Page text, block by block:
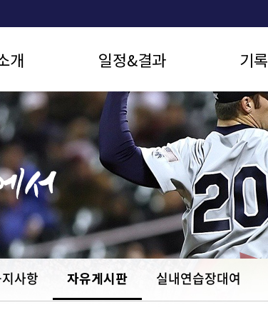
개 일정&결과 기록
사항 자유게시판 실내연습장대여